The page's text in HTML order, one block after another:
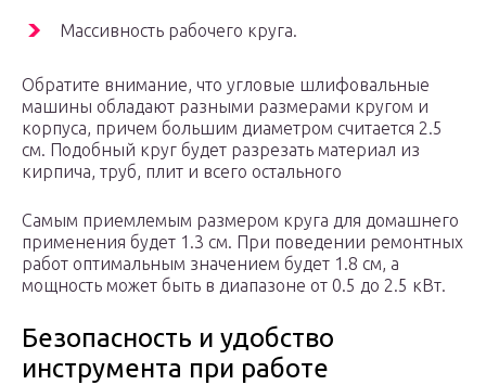
Массивность рабочего круга.
Обратите внимание, что угловые шлифовальные
машины обладают разными размерами кругом и
корпуса, причем большим диаметром считается 2.5
см. Подобный круг будет разрезать материал из
кирпича, труб, плит и всего остального
Самым приемлемым размером круга для домашнего
применения будет 1.3 см. При поведении ремонтных
работ оптимальным значением будет 1.8 см, а
мощность может быть в диапазоне от 0.5 до 2.5 кВт.
Безопасность и удобство
инструмента при работе